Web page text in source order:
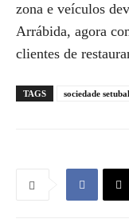
zona e veículos
Arrábida, agora
clientes de
TAGS sociedade setubal